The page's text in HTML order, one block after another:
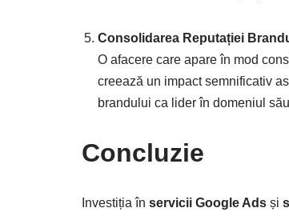
Consolidarea Reputației
O afacere care apare în mod
creează un impact semnificativ
brandului ca lider în domeniul
Concluzie
Investiția în servicii Google Ads și